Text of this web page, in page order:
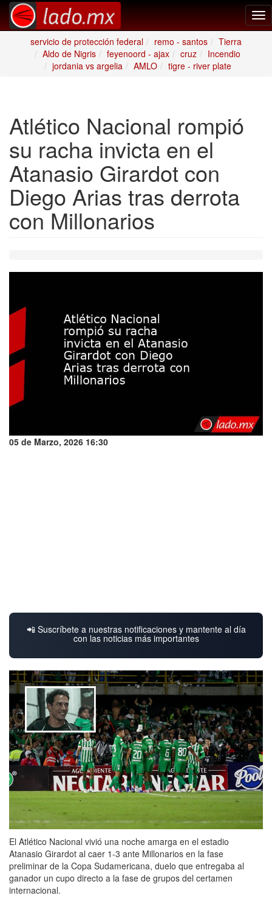
servicio de protección federal
remo - santos
Tierra
Aldo de Nigris
feyenoord - ajax cruz
Incendio
jordania vs argelia
AMLO tigre - river plate
Atlético Nacional rompió
su racha invicta en el
Atanasio Girardot con
Diego Arias tras derrota
con Millonarios
05 de Marzo, 2026 16:30
📲 Suscríbete a nuestras notificaciones y mantente al día
con las noticias más importantes
El Atlético Nacional vivió una noche amarga en el estadio
Atanasio Girardot al caer 1-3 ante Millonarios en la fase
preliminar de la Copa Sudamericana, duelo que entregaba al
ganador un cupo directo a la fase de grupos del certamen
internacional.